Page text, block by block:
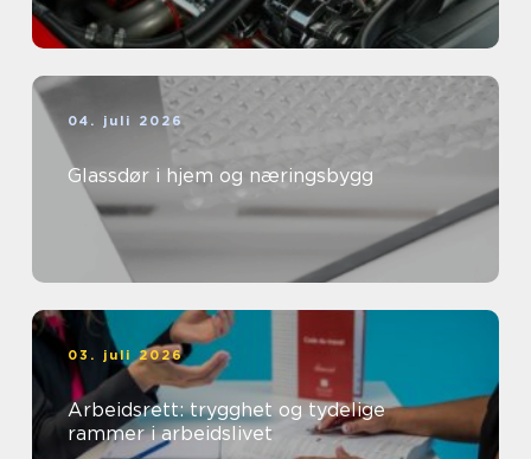
04. juli 2026
Glassdør i hjem og næringsbygg
03. juli 2026
Arbeidsrett: trygghet og tydelige
rammer i arbeidslivet